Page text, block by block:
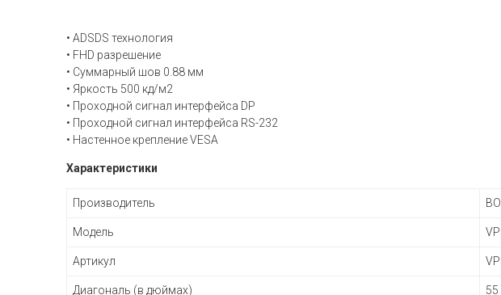
• ADSDS технология
• FHD разрешение
• Суммарный шов 0.88 мм
• Яркость 500 кд/м2
• Проходной сигнал интерфейса DP
• Проходной сигнал интерфейса RS-232
• Настенное крепление VESA
Характеристики
Производитель
Модель
Артикул
Диагональ (в дюймах) 55